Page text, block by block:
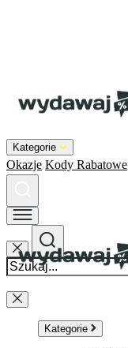
Kategorie
Okazje Kody Rabatowe
Kategorie